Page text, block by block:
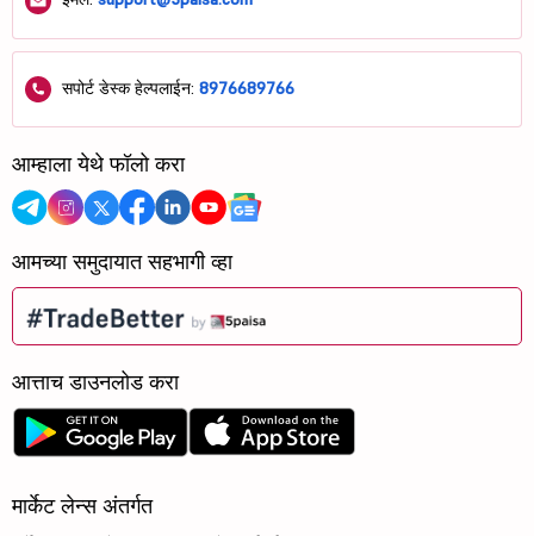
सपोर्ट डेस्क हेल्पलाईन: 8976689766
आम्हाला येथे फॉलो करा
आमच्या समुदायात सहभागी व्हा
आत्ताच डाउनलोड करा
मार्केट लेन्स अंतर्गत